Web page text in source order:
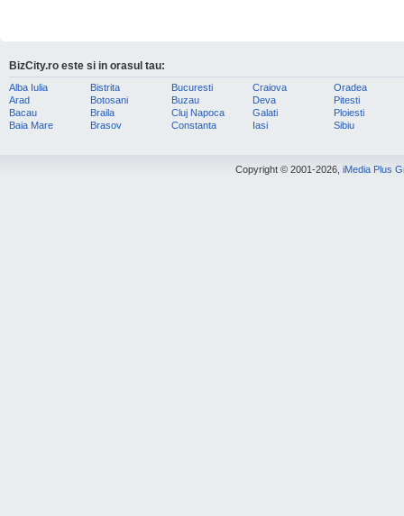
BizCity.ro este si in orasul tau:
Alba Iulia
Arad
Bacau
Baia Mare
Bistrita
Botosani
Braila
Brasov
Bucuresti
Buzau
Cluj Napoca
Constanta
Craiova
Deva
Galati
Iasi
Oradea
Pitesti
Ploiesti
Sibiu
Copyright © 2001-2026, iMedia Plus